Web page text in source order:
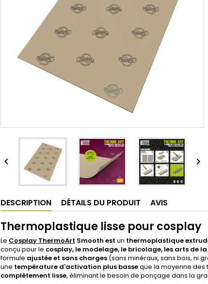
 
DESCRIPTION DÉTAILS DU PRODUIT AVIS
Thermoplastique lisse pour cosplay
Le Cosplay ThermoArt Smooth est un thermoplastique
conçu pour le cosplay, le modelage, le bricolage, les arts de
formule ajustée et sans charges (sans minéraux, sans bois, ni
une température d'activation plus basseque la moyenne des
complètement lisse, éliminant le besoin de ponçage dans la